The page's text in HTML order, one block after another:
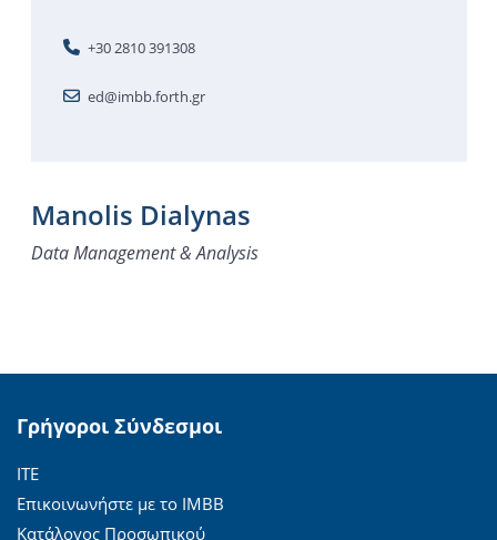
+30 2810 391308
ed@imbb.forth.gr
Manolis Dialynas
Data Management & Analysis
Γρήγοροι Σύνδεσμοι
ΙΤΕ
Επικοινωνήστε με το ΙΜΒΒ
Κατάλογος Προσωπικού